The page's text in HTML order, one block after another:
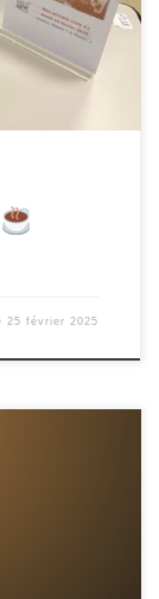
Café
».
25 février 2025
Journal d’un
équipe
de
les textes de